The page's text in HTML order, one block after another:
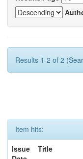
Results 1-2 of 2
Item hits:
Issue
Title